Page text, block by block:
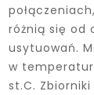
różnią się od
usytuowań.
w
st.C.